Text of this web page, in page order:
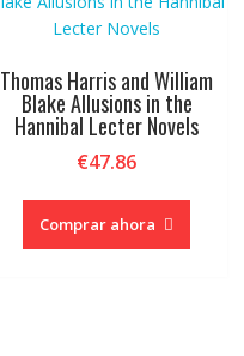
Thomas Harris and William
Blake Allusions in the
Hannibal Lecter Novels
€47.86
Comprar ahora